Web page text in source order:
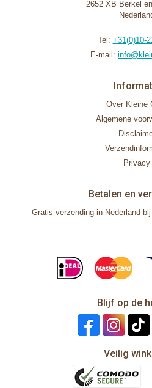
2652 XB Berkel
Tel: +31(0)10-
E-mail:
Over Kleine
Algemene
Privacy
Betalen en
Gratis verzending in Nederland
Blijf op de
Veilig